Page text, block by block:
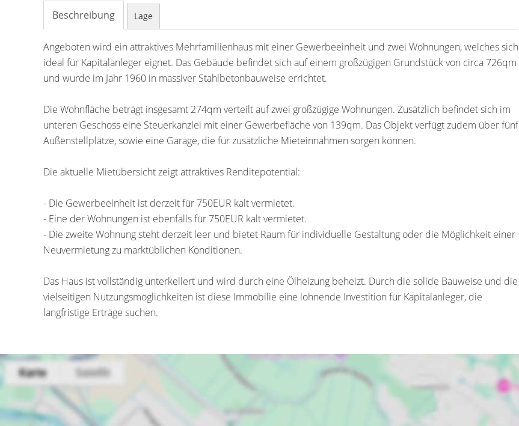
Beschreibung Lage
Angeboten wird ein attraktives Mehrfamilienhaus mit einer Gewerbeeinheit und zwei Wohnungen, welches sich
ideal für Kapitalanleger eignet. Das Gebäude befindet sich auf einem großzügigen Grundstück von circa 726qm
und wurde im Jahr 1960 in massiver Stahlbetonbauweise errichtet.
Die Wohnfläche beträgt insgesamt 274qm verteilt auf zwei großzügige Wohnungen. Zusätzlich befindet sich im
unteren Geschoss eine Steuerkanzlei mit einer Gewerbefläche von 139qm. Das Objekt verfügt zudem über fünf
Außenstellplätze, sowie eine Garage, die für zusätzliche Mieteinnahmen sorgen können.
Die aktuelle Mietübersicht zeigt attraktives Renditepotential:
- Die Gewerbeeinheit ist derzeit für 750EUR kalt vermietet.
- Eine der Wohnungen ist ebenfalls für 750EUR kalt vermietet.
- Die zweite Wohnung steht derzeit leer und bietet Raum für individuelle Gestaltung oder die Möglichkeit einer
Neuvermietung zu marktüblichen Konditionen.
Das Haus ist vollständig unterkellert und wird durch eine Ölheizung beheizt. Durch die solide Bauweise und die
vielseitigen Nutzungsmöglichkeiten ist diese Immobilie eine lohnende Investition für Kapitalanleger, die
langfristige Erträge suchen.